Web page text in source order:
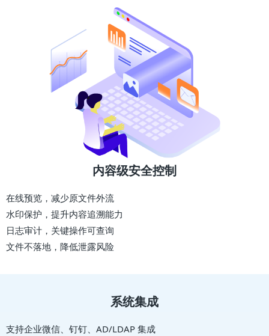
内容级安全控制
在线预览，减少原文件外流
水印保护，提升内容追溯能力
日志审计，关键操作可查询
文件不落地，降低泄露风险
系统集成
支持企业微信、钉钉、AD/LDAP 集成